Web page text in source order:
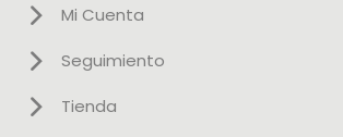
Mi Cuenta
Seguimiento
Tienda